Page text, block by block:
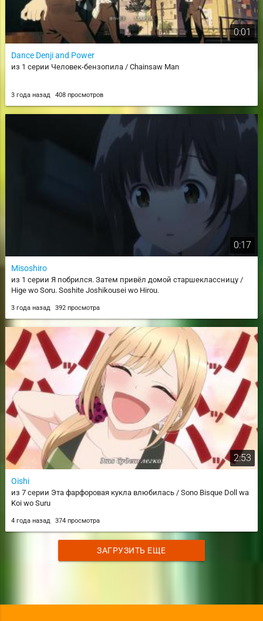
0:01
Dance Denji and Power
из 1 серии Человек-бензопила / Chainsaw Man
3 года назад 408 просмотров
0:17
Misoshiro
из 1 серии Я побрился. Затем привёл домой старшеклассницу /
Hige wo Soru. Soshite Joshikousei wo Hirou.
3 года назад 392 просмотра
2:53
Oishi
из 7 серии Эта фарфоровая кукла влюбилась / Sono Bisque Doll wa
Koi wo Suru
4 года назад 374 просмотра
ЗАГРУЗИТЬ ЕЩЕ